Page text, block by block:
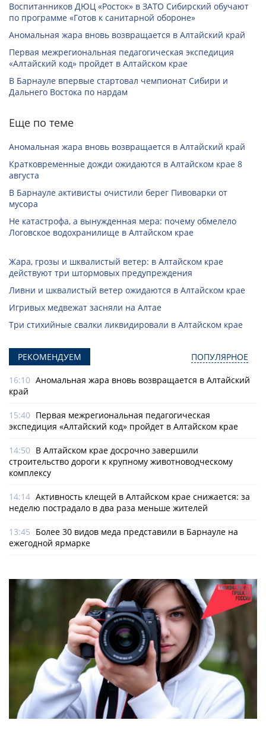
Воспитанников ДЮЦ «Росток» в ЗАТО Сибирский обучают
по программе «Готов к санитарной обороне»
Аномальная жара вновь возвращается в Алтайский край
Первая межрегиональная педагогическая экспедиция
«Алтайский код» пройдет в Алтайском крае
В Барнауле впервые стартовал чемпионат Сибири и
Дальнего Востока по нардам
Еще по теме
Аномальная жара вновь возвращается в Алтайский край
Кратковременные дожди ожидаются в Алтайском крае 8
августа
В Барнауле активисты очистили берег Пивоварки от
мусора
Не катастрофа, а вынужденная мера: почему обмелело
Логовское водохранилище в Алтайском крае
Жара, грозы и шквалистый ветер: в Алтайском крае
действуют три штормовых предупреждения
Ливни и шквалистый ветер ожидаются в Алтайском крае
Игривых медвежат засняли на Алтае
Три стихийные свалки ликвидировали в Алтайском крае
РЕКОМЕНДУЕМ ПОПУЛЯРНОЕ
16:10 Аномальная жара вновь возвращается в Алтайский
край
15:40 Первая межрегиональная педагогическая
экспедиция «Алтайский код» пройдет в Алтайском крае
14:50 В Алтайском крае досрочно завершили
строительство дороги к крупному животноводческому
комплексу
14:14 Активность клещей в Алтайском крае снижается: за
неделю пострадало в два раза меньше жителей
13:45 Более 30 видов меда представили в Барнауле на
ежегодной ярмарке